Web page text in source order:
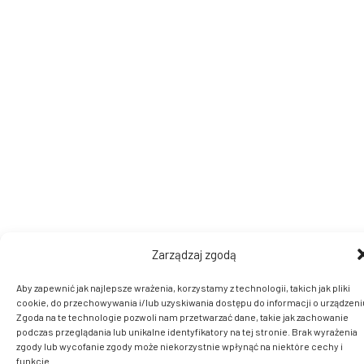
Zarządzaj zgodą
Aby zapewnić jak najlepsze wrażenia, korzystamy z technologii, takich jak pliki
cookie, do przechowywania i/lub uzyskiwania dostępu do informacji o
Zgoda na te technologie pozwoli nam przetwarzać dane, takie jak zachowanie
podczas przeglądania lub unikalne identyfikatory na tej stronie. Brak wyrażenia
zgody lub wycofanie zgody może niekorzystnie wpłynąć na niektóre cechy i
funkcje.